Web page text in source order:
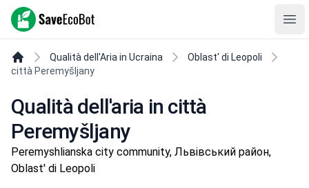
SaveEcoBot
Qualità dell'Aria in Ucraina
Oblast' di Leopoli
città Peremyšljany
Qualità dell'aria in città
Peremyšljany
Peremyshlianska city community, Львівський район,
Oblast' di Leopoli